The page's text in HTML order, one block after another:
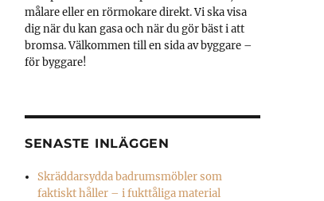
målare eller en rörmokare direkt. Vi ska visa
dig när du kan gasa och när du gör bäst i att
bromsa. Välkommen till en sida av byggare –
för byggare!
SENASTE INLÄGGEN
Skräddarsydda badrumsmöbler som
faktiskt håller – i fukttåliga material